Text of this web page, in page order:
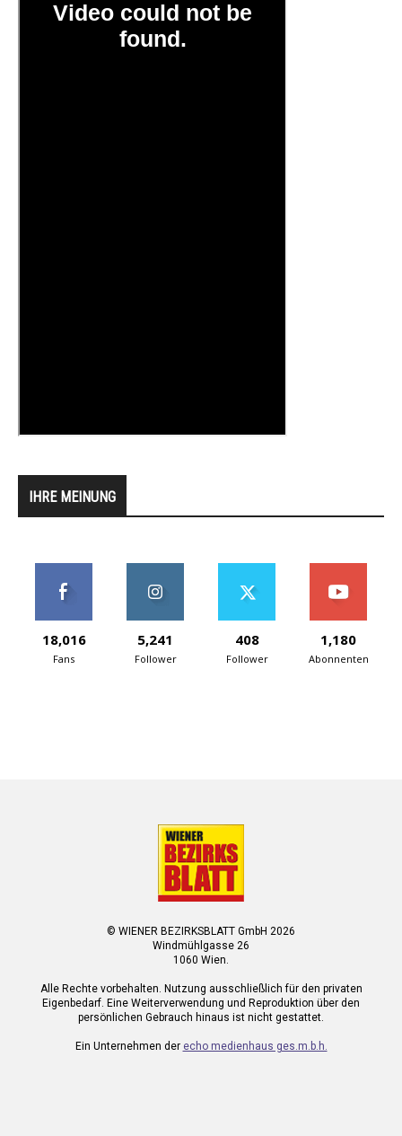
IHRE MEINUNG
18,016
Fans
5,241
Follower
408
Follower
1,180
Abonnenten
© WIENER BEZIRKSBLATT GmbH 2026
Windmühlgasse 26
1060 Wien.
Alle Rechte vorbehalten. Nutzung ausschließlich für den privaten
Eigenbedarf. Eine Weiterverwendung und Reproduktion über den
persönlichen Gebrauch hinaus ist nicht gestattet.
Ein Unternehmen der echo medienhaus ges.m.b.h.